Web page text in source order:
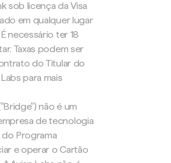
sob licença da Visa
em qualquer lugar
necessário ter 18
Taxas podem ser
do Titular do
para mais
não é um
de tecnologia
Programa
e operar o Cartão